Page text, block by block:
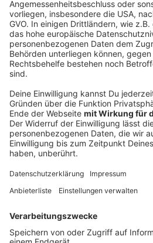
abgekürzt für Frühsommer-
große Gefahr ist: "FSME kann
Hirnhautschäden zur Folge
irreperabel sind. Das könnten
Denkstörungen oder auch
einer FSME-Impfung
Kinder ist die FSME zu
unterwegs sind.
zu behandeln,
Grundsätzlich ist die Impfung
Außer bei Personen, die
Auch wenn FSME meist in
gibt es für NRW mit Sicherheit